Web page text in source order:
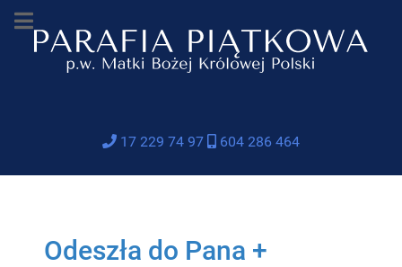
17 229 74 97 604 286 464
Odeszła do Pana +